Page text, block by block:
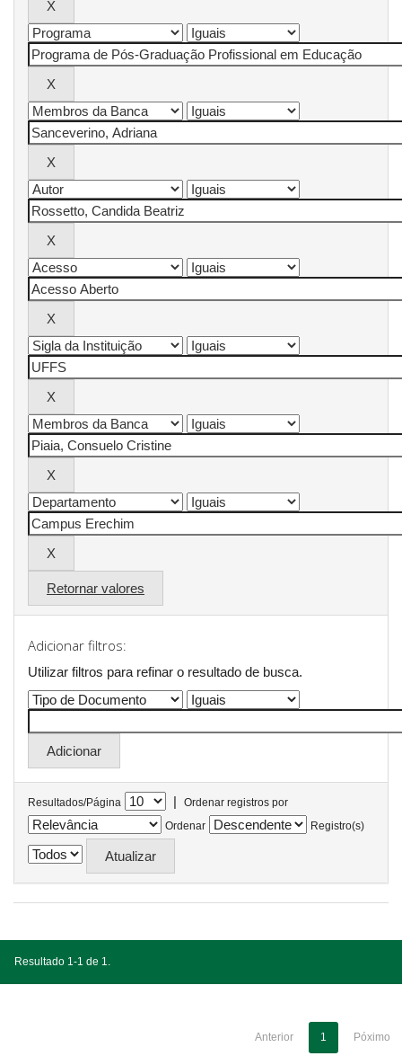
Retornar valores
Adicionar filtros:
Utilizar filtros para refinar o resultado de busca.
Resultados/Página |
Ordenar registros por
Ordenar
Registro(s)
Resultado 1-1 de 1.
Anterior 1 Póximo